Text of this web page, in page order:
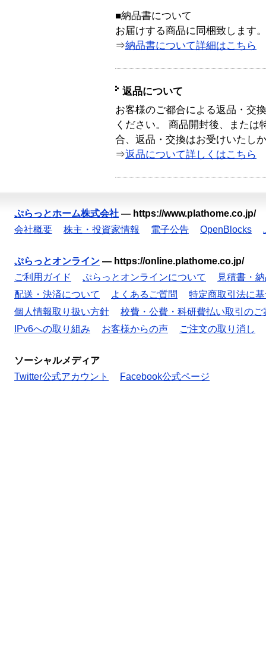
■納品書について
お届けする商品に同梱致します。
⇒納品書について詳細はこちら
返品について
お客様のご都合による返品・交
ください。 商品開封後、または
合、返品・交換はお受けいたし
⇒返品について詳しくはこちら
ぷらっとホーム株式会社 — https://www.plathome.co.jp/
会社概要
株主・投資家情報 電子公告 OpenBlocks
ぷらっとオンライン — https://online.plathome.co.jp/
ご利用ガイド
ぷらっとオンラインについて
見積書・
配送・決済について
よくあるご質問
特定商取引法に
個人情報取り扱い方針
校費・公費・科研費払い取引のご
IPv6への取り組み
お客様からの声 ご注文の取り消し
ソーシャルメディア
Twitter公式アカウント
Facebook公式ページ